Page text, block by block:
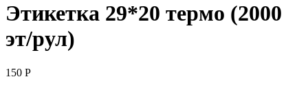
Этикетка 29*20 термо (2000
эт/рул)
150 Р